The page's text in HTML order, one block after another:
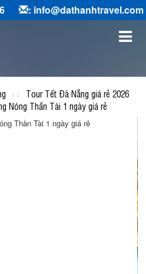
: info@dathanhtravel.com
Tour Tết Đà Nẵng giá rẻ 2026
Nóng Thần Tài 1 ngày giá rẻ